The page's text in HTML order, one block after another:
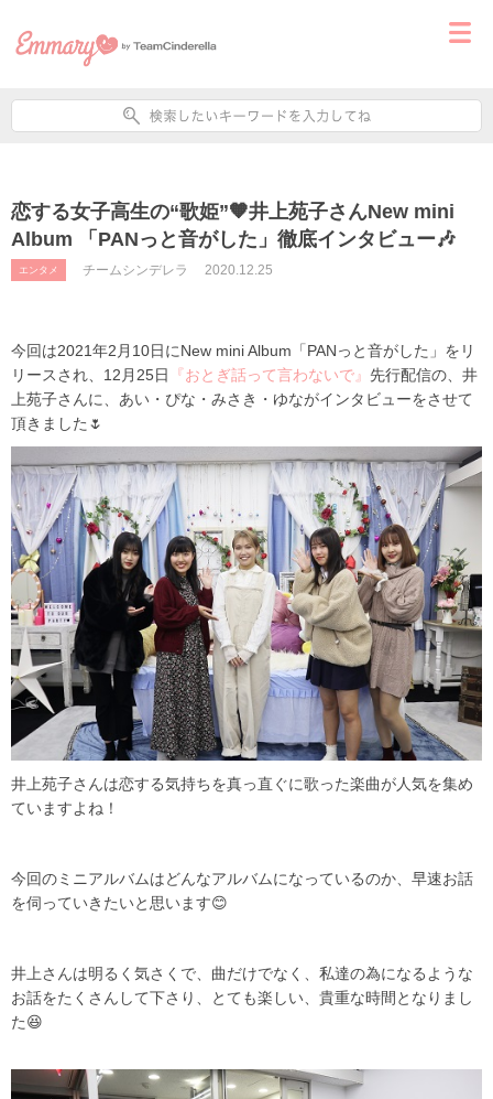
恋する女子高生の“歌姫”🧡井上苑子さんNew mini
Album 「PANっと音がした」徹底インタビュー🎶
エンタメ チームシンデレラ 2020.12.25
今回は2021年2 月 10日にNew mini Album 「PANっと音がした」をリ
リースされ、 12 月 25日 『おとぎ話って言わないで』 先行配信の、井
上苑子さんに、あい・ぴな・みさき・ゆながインタビューをさせて
頂きました🌷
井上苑子さんは恋する気持ちを真っ直ぐに歌った楽曲が人気を集め
ていますよね！
今回のミニアルバムはどんなアルバムになっているのか、早速お話
を伺っていきたいと思います😊
井上さんは明るく気さくで、曲だけでなく、私達の為になるような
お話をたくさんして下さり、とても楽しい、貴重な時間となりまし
た😆